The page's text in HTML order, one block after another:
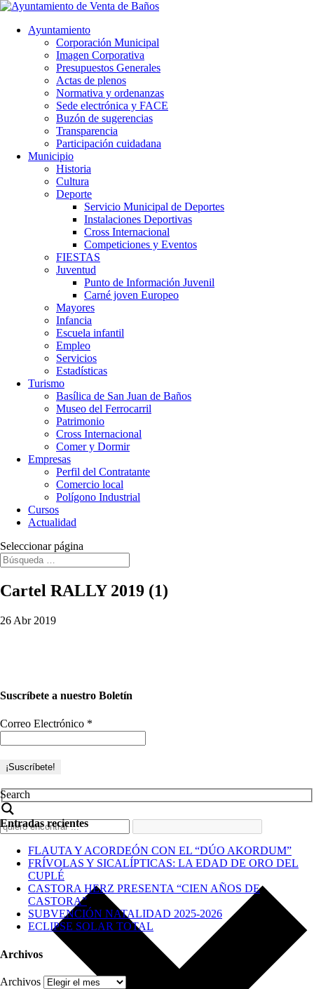
Ayuntamiento
Corporación Municipal
Imagen Corporativa
Presupuestos Generales
Actas de plenos
Normativa y ordenanzas
Sede electrónica y FACE
Buzón de sugerencias
Transparencia
Participación cuidadana
Municipio
Historia
Cultura
Deporte
Servicio Municipal de Deportes
Instalaciones Deportivas
Cross Internacional
Competiciones y Eventos
FIESTAS
Juventud
Punto de Información Juvenil
Carné joven Europeo
Mayores
Infancia
Escuela infantil
Empleo
Servicios
Estadísticas
Turismo
Basílica de San Juan de Baños
Museo del Ferrocarril
Patrimonio
Cross Internacional
Comer y Dormir
Empresas
Perfil del Contratante
Comercio local
Polígono Industrial
Cursos
Actualidad
Seleccionar página
Cartel RALLY 2019 (1)
26 Abr 2019
Suscríbete a nuestro Boletín
Correo Electrónico *
Search
Entradas recientes
FLAUTA Y ACORDEÓN CON EL “DÚO AKORDUM”
FRÍVOLAS Y SICALÍPTICAS: LA EDAD DE ORO DEL
CUPLÉ
CASTORA HERZ PRESENTA “CIEN AÑOS DE
CASTORA”
SUBVENCIÓN NATALIDAD 2025-2026
ECLIPSE SOLAR TOTAL
Archivos
Archivos